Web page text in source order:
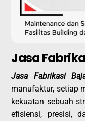
Jasa
Jasa Fabrikasi
manufaktur, setiap
kekuatan sebuah
efisiensi, presisi,